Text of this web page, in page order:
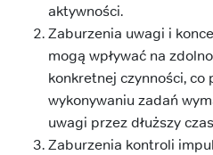
aktywności.
Zaburzenia uwagi i
mogą wpływać na
konkretnej czynności,
wykonywaniu zadań
uwagi przez dłuższy
Zaburzenia kontroli